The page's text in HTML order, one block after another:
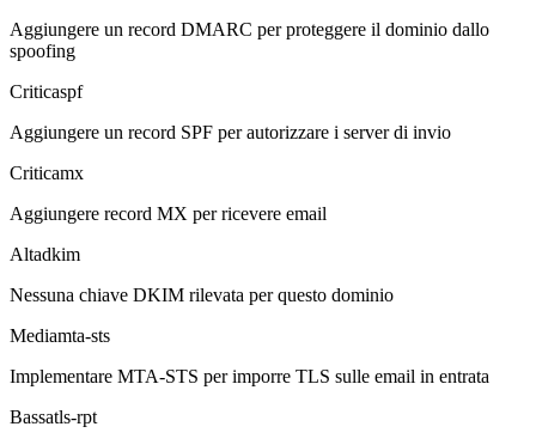
Aggiungere un record DMARC per proteggere il dominio dallo
spoofing
Criticaspf
Aggiungere un record SPF per autorizzare i server di invio
Criticamx
Aggiungere record MX per ricevere email
Altadkim
Nessuna chiave DKIM rilevata per questo dominio
Mediamta-sts
Implementare MTA-STS per imporre TLS sulle email in entrata
Bassatls-rpt